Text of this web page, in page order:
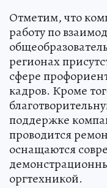
Отметим, что
работу по
регионах
сфере
кадров. Кроме
поддержке
проводится
оснащаются
оргтехникой.